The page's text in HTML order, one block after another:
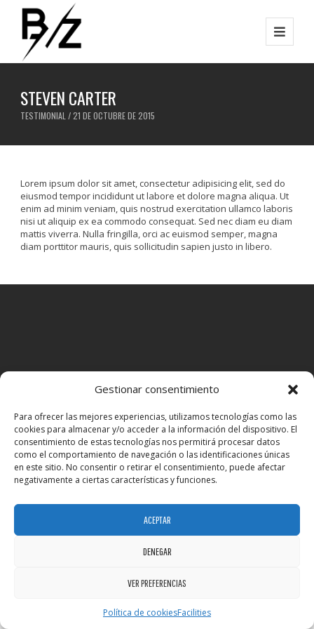
Gestionar consentimiento
Para ofrecer las mejores experiencias, utilizamos tecnologías como las
cookies para almacenar y/o acceder a la información del dispositivo. El
consentimiento de estas tecnologías nos permitirá procesar datos
como el comportamiento de navegación o las identificaciones únicas
en este sitio. No consentir o retirar el consentimiento, puede afectar
negativamente a ciertas características y funciones.
ACEPTAR
DENEGAR
VER PREFERENCIAS
Política de cookiesFacilities
STEVEN CARTER
TESTIMONIAL / 21 DE OCTUBRE DE 2015
Lorem ipsum dolor sit amet, consectetur adipisicing elit, sed do
eiusmod tempor incididunt ut labore et dolore magna aliqua. Ut
enim ad minim veniam, quis nostrud exercitation ullamco laboris
nisi ut aliquip ex ea commodo consequat. Sed nec diam eu diam
mattis viverra. Nulla fringilla, orci ac euismod semper, magna
diam porttitor mauris, quis sollicitudin sapien justo in libero.
BzFit © 2026 - All Rights Reserved